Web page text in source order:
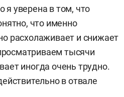
уверена в том, что
что именно
расхолаживает и снижает
тысячи
иногда очень трудно.
в отвале